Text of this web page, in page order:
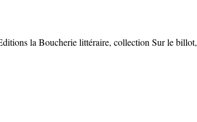
la Boucherie littéraire, collection Sur le billot,